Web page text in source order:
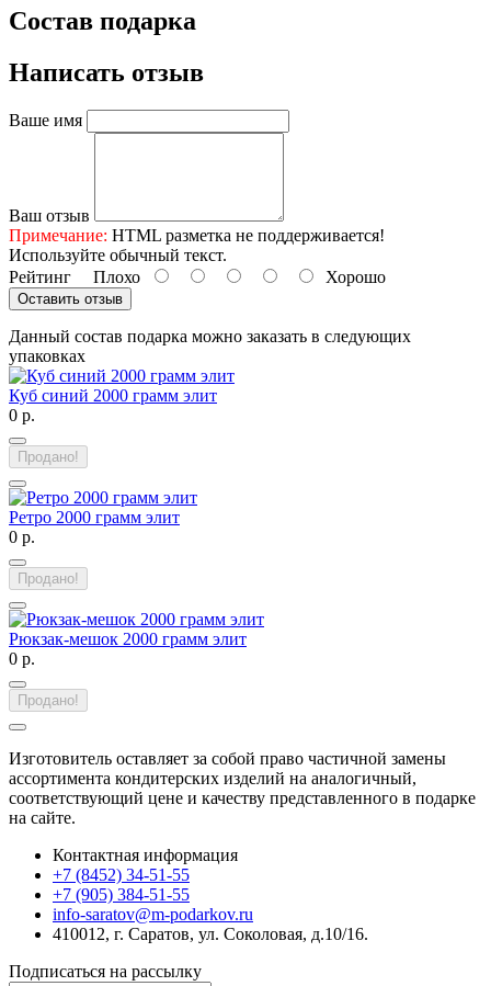
Состав подарка
Написать отзыв
Ваше имя
Ваш отзыв
Примечание: HTML разметка не поддерживается!
Используйте обычный текст.
Рейтинг Плохо Хорошо
Оставить отзыв
Данный состав подарка можно заказать в следующих
упаковках
Куб синий 2000 грамм элит
0 р.
Продано!
Ретро 2000 грамм элит
0 р.
Продано!
Рюкзак-мешок 2000 грамм элит
0 р.
Продано!
Изготовитель оставляет за собой право частичной замены
ассортимента кондитерских изделий на аналогичный,
соответствующий цене и качеству представленного в подарке
на сайте.
Контактная информация
+7 (8452) 34-51-55
+7 (905) 384-51-55
info-saratov@m-podarkov.ru
410012, г. Саратов, ул. Соколовая, д.10/16.
Подписаться на рассылку